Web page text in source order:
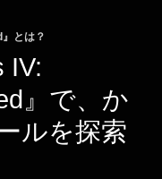
とは？
IV:
』で、か
ルを探索